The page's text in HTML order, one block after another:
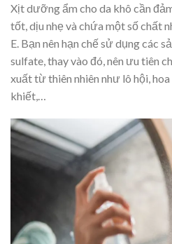
Xịt dưỡng ẩm cho da khô cần
tốt, dịu nhẹ và chứa một số chất
E. Bạn nên hạn chế sử dụng các
sulfate, thay vào đó, nên ưu tiên
xuất từ thiên nhiên như lô hội,
khiết,…